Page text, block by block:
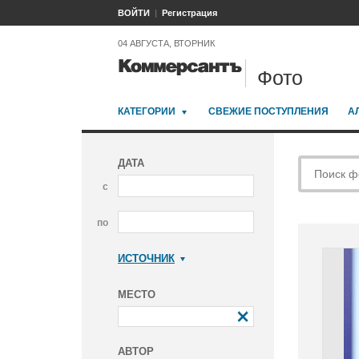
ВОЙТИ Регистрация
04 АВГУСТА, ВТОРНИК
Фото
КАТЕГОРИИ СВЕЖИЕ ПОСТУПЛЕНИЯ
ДАТА
с
по
ИСТОЧНИК
МЕСТО
АВТОР